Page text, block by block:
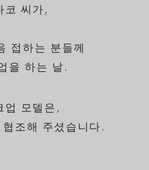
코 씨가,
접하는 분들께
을 하는 날.
업 모델은,
조해 주셨습니다.